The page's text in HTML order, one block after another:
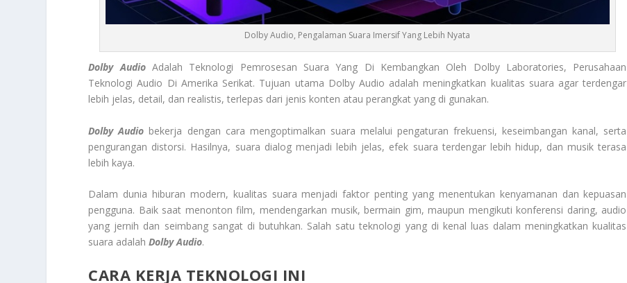
Dolby Audio, Pengalaman Suara Imersif Yang Lebih Nyata
Dolby AudioAdalah Teknologi Pemrosesan Suara Yang Di Kembangkan Oleh Dolby Laboratories, Perusahaan
Teknologi Audio Di Amerika Serikat. Tujuan utama Dolby Audio adalah meningkatkan kualitas suara agar terdengar
lebih jelas, detail, dan realistis, terlepas dari jenis konten atau perangkat yang di gunakan.
Dolby Audio bekerja dengan cara mengoptimalkan suara melalui pengaturan frekuensi, keseimbangan kanal, serta
pengurangan distorsi. Hasilnya, suara dialog menjadi lebih jelas, efek suara terdengar lebih hidup, dan musik terasa
lebih kaya.
Dalam dunia hiburan modern, kualitas suara menjadi faktor penting yang menentukan kenyamanan dan kepuasan
pengguna. Baik saat menonton film, mendengarkan musik, bermain gim, maupun mengikuti konferensi daring, audio
yang jernih dan seimbang sangat di butuhkan. Salah satu teknologi yang di kenal luas dalam meningkatkan kualitas
suara adalahDolby Audio.
CARA KERJA TEKNOLOGI INI